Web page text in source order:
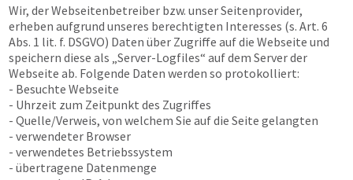
Wir, der Webseitenbetreiber bzw. unser Seitenprovider,
erheben aufgrund unseres berechtigten Interesses (s. Art. 6
Abs. 1 lit. f. DSGVO) Daten über Zugriffe auf die Webseite und
speichern diese als „Server-Logfiles“ auf dem Server der
Webseite ab. Folgende Daten werden so protokolliert:
- Besuchte Webseite
- Uhrzeit zum Zeitpunkt des Zugriffes
- Quelle/Verweis, von welchem Sie auf die Seite gelangten
- verwendeter Browser
- verwendetes Betriebssystem
- übertragene Datenmenge